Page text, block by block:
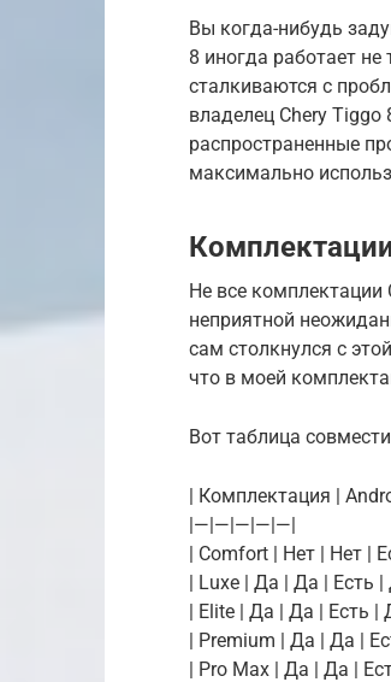
Вы когда-нибудь
8 иногда работает не
сталкиваются с
владелец Chery
распространенные
максимально
Не все
неприятной
сам столкнулся с
что в моей
Вот таблица
| Комплектация |
|—|—|—|—|—|
| Comfort | Нет | Нет |
| Luxe | Да | Да | Есть |
| Elite | Да | Да | Есть |
| Premium | Да | Да |
| Pro Max | Да | Да |